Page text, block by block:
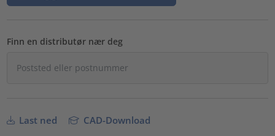
Finn en distributør nær deg
Last ned CAD-Download